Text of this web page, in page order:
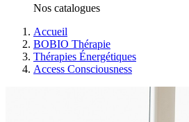
Nos catalogues
Accueil
BOBIO Thérapie
Thérapies Énergétiques
Access Consciousness